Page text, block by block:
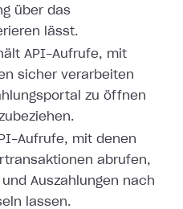
über das
lässt.
API-Aufrufe, mit
sicher verarbeiten
zu öffnen
Aufrufe, mit denen
abrufen,
Auszahlungen nach
lassen.